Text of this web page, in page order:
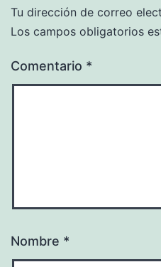
Tu dirección de correo
Los campos obligatorios
Comentario *
Nombre *